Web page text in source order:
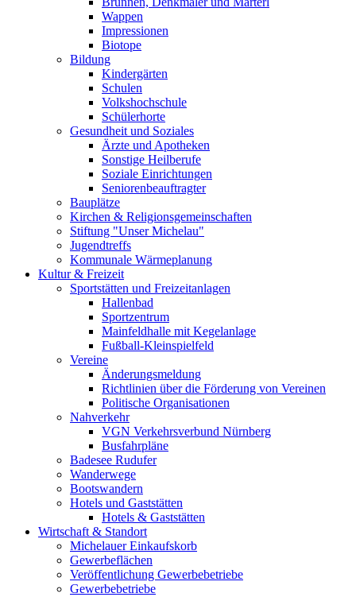
Wappen
Impressionen
Biotope
Bildung
Kindergärten
Schulen
Volkshochschule
Schülerhorte
Gesundheit und Soziales
Ärzte und Apotheken
Sonstige Heilberufe
Soziale Einrichtungen
Seniorenbeauftragter
Bauplätze
Kirchen & Religionsgemeinschaften
Stiftung "Unser Michelau"
Jugendtreffs
Kommunale Wärmeplanung
Kultur & Freizeit
Sportstätten und Freizeitanlagen
Hallenbad
Sportzentrum
Mainfeldhalle mit Kegelanlage
Fußball-Kleinspielfeld
Vereine
Änderungsmeldung
Richtlinien über die Förderung von Vereinen
Politische Organisationen
Nahverkehr
VGN Verkehrsverbund Nürnberg
Busfahrpläne
Badesee Rudufer
Wanderwege
Bootswandern
Hotels und Gaststätten
Hotels & Gaststätten
Wirtschaft & Standort
Michelauer Einkaufskorb
Gewerbeflächen
Veröffentlichung Gewerbebetriebe
Gewerbebetriebe